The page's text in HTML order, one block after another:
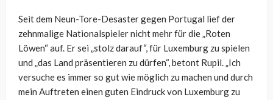
Seit dem Neun-Tore-Desaster gegen Portugal lief der
zehnmalige Nationalspieler nicht mehr für die „Roten
Löwen“ auf. Er sei „stolz darauf“, für Luxemburg zu spielen
und „das Land präsentieren zu dürfen“, betont Rupil. „Ich
versuche es immer so gut wie möglich zu machen und durch
mein Auftreten einen guten Eindruck von Luxemburg zu